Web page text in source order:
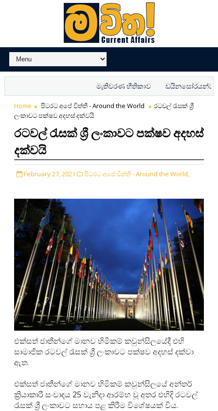
මැතිවරණ භීතිකාව ඩයිනසෝරයන්ට බයේ
Home පිටරට අපේ විත්ති - Around the World
රටවල් රැසක් ශ්‍රී
ලංකාවට පක්ෂව අදහස් දක්වයි
රටවල් රැසක් ශ්‍රී ලංකාවට පක්ෂව අදහස්
දක්වයි
February 27, 2021 පිටරට අපේ විත්ති - Around the World,
එක්සත් ජාතීන්ගේ මානව හිමිකම් කවුන්සිලයේදී එහි
සාමාජික රටවල් රැසක් ශ්‍රී ලංකාවට පක්ෂව අදහස් දක්වා
ඇත.
එක්සත් ජාතීන්ගේ මානව හිමිකම් කවුන්සිලයේ අන්තර්
ක්‍රියාකාරී සංවාදය 25 වැනිදා ආරම්භ වූ අතර එහිදි රටවල්
රැසක් ශ්‍රී ලංකාවට සහාය පළ කිරීම විශේෂයක් විය.